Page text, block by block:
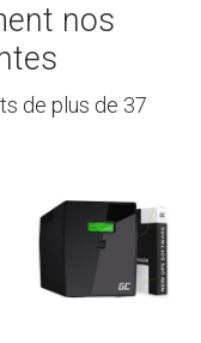
nos
de plus de 37